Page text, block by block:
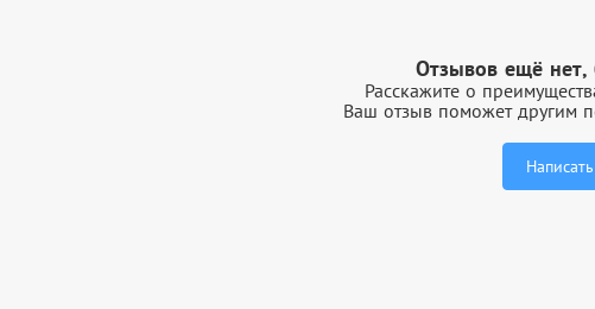
Отзывов ещё нет,
Расскажите о
Ваш отзыв поможет другим